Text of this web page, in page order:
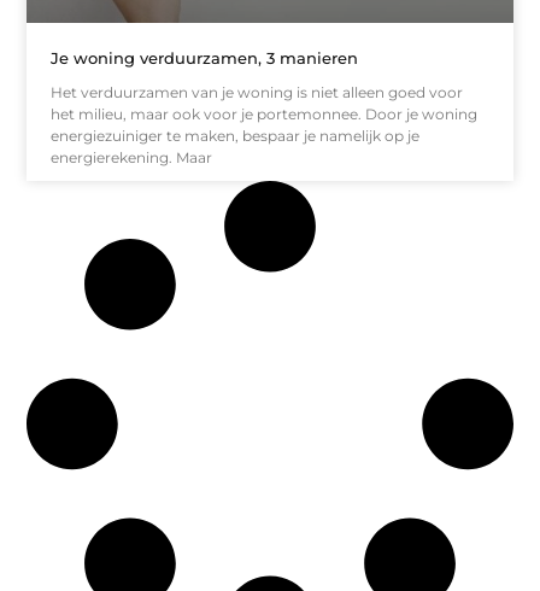
Je woning verduurzamen, 3 manieren
Het verduurzamen van je woning is niet alleen goed voor
het milieu, maar ook voor je portemonnee. Door je woning
energiezuiniger te maken, bespaar je namelijk op je
energierekening. Maar